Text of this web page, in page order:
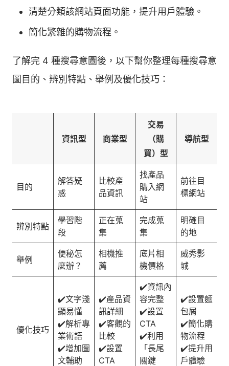
清楚分類該網站頁面功能，提升用戶體驗。
簡化繁雜的購物流程。
了解完 4 種搜尋意圖後，以下幫你整理每種搜尋意
圖目的、辨別特點、舉例及優化技巧：
資訊型 商業型
交易
（購
買）型
導航型
目的
解答疑
惑
比較產
品資訊
找產品
購入網
站
前往目
標網站
辨別特點
學習階
段
正在蒐
集
完成蒐
集
明確目
的地
舉例
便秘怎
麼辦？
相機推
薦
底片相
機價格
威秀影
城
優化技巧
✔️文字淺
顯易懂
✔️解析專
業術語
✔️增加圖
文輔助
✔️產品資
訊詳細
✔️客觀的
比較
✔️設置
CTA
✔️資訊內
容完整
✔️設置
CTA
✔️利用
「長尾
關鍵
✔️設置麵
包屑
✔️簡化購
物流程
✔️提升用
戶體驗